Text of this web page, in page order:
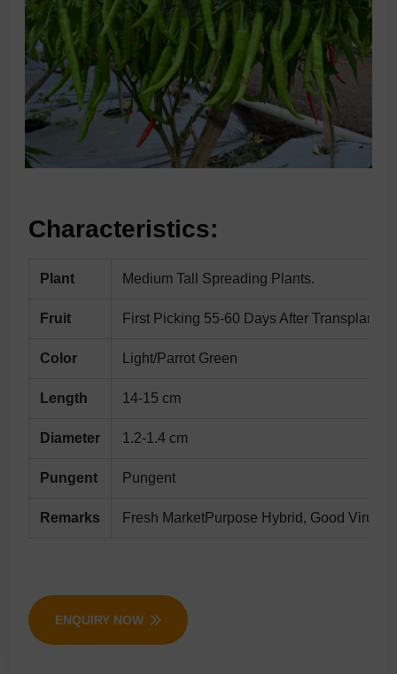
Characteristics:
Plant Medium Tall Spreading Plants.
Fruit First Picking 55-60 Days After Transplanting
Color Light/Parrot Green
Length 14-15 cm
Diameter 1.2-1.4 cm
Pungent Pungent
Remarks Fresh MarketPurpose Hybrid, Good Virus
ENQUIRY NOW